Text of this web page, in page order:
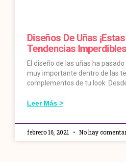
Diseños De Uñas
Tendencias
El diseño de las uñas ha
muy importante dentro de las
complementos de tu look.
Leer Más >
febrero 16, 2021 No hay